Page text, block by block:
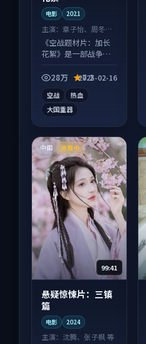
电影 2021
主演： 章子怡、周冬雨
等
《空战题材片：加长
花絮》是一部战争向
长为内核，情感戏份
28万 7.2
2025-02-16
空战
热血
大国重器
中国 连载中
99:41
悬疑惊悚片：三镇
篇
电影 2024
主演： 沈腾、张子枫 等